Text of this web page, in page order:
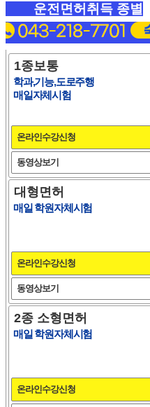
운전면허취득 종별
1종보통
학과,기능,도로주행
매일자체시험
온라인수강신청
동영상보기
대형면허
매일 학원자체시험
온라인수강신청
동영상보기
2종 소형면허
매일 학원자체시험
온라인수강신청